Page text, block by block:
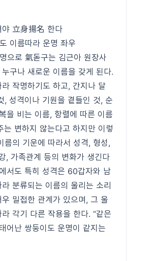
야 立身揚名 한다
이름따라 운명 좌우
으로 氣돋구는 김근아 원장사
구나 새로운 이름을 갖게 된다.
작명하기도 하고, 간지나 달
, 성격이나 기원을 곁들인 것, 순
을 비는 이름, 항렬에 따른 이름
는 변하지 않는다고 하지만 이렇
름의 기운에 따라서 성격, 형성,
, 가족관계 등의 변화가 생긴다
서도 특히 성격은 60갑자와 남
분류되는 이름의 울리는 소리
밀접한 관계가 있으며, 그 울
각기 다른 작용을 한다. “같은
어난 쌍둥이도 운명이 같지는